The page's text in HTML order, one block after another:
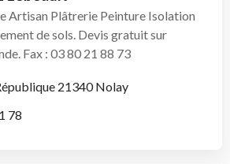
Artisan Plâtrerie Peinture Isolation
de sols. Devis gratuit sur
Fax : 03 80 21 88 73
21340 Nolay
78